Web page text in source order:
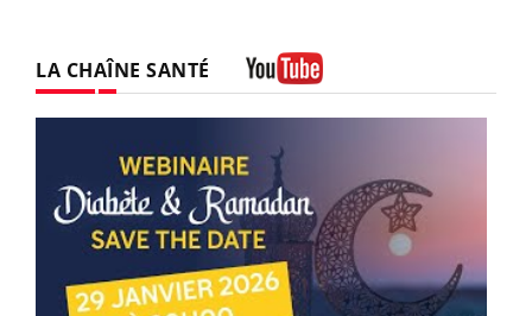
LA CHAÎNE SANTÉ